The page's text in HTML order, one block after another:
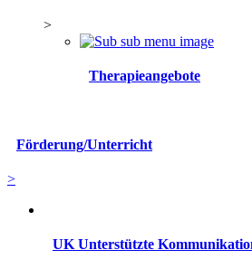
>
Therapieangebote
Förderung/Unterricht
>
UK Unterstützte